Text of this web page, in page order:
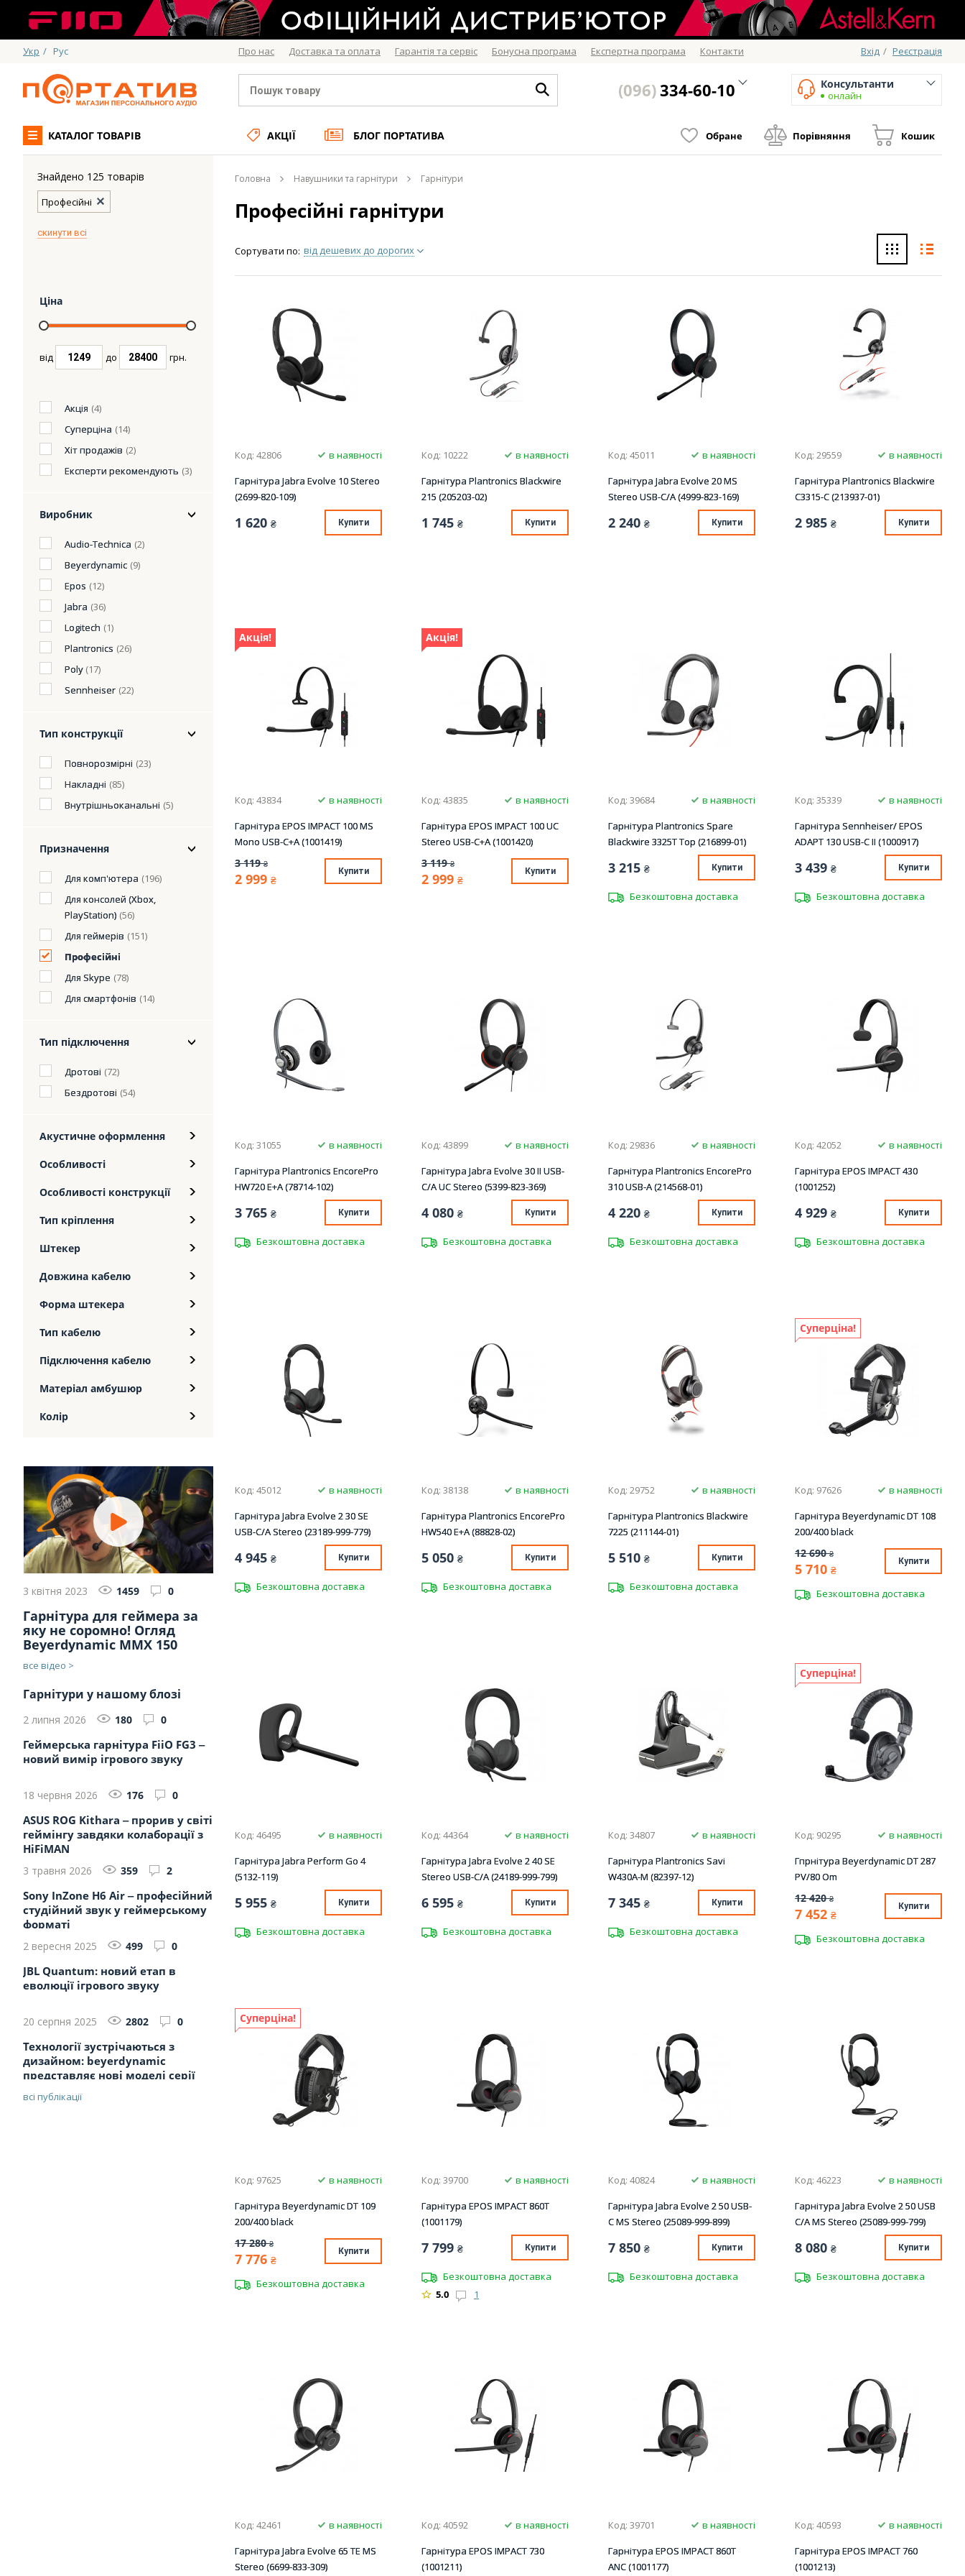
Укр / Рус Про нас Доставка та оплата Гарантія та сервіс Бонусна програма Експертна програма Контакти Вхід / Реєстрація
(096)334-60-10 Консультанти
онлайн
КАТАЛОГ ТОВАРІВ АКЦІЇ БЛОГ ПОРТАТИВА Обране Порівняння Кошик
Ціна
від до грн.
Акція (4)
Суперціна (14)
Хіт продажів (2)
Експерти рекомендують (3)
Виробник
Audio-Technica (2)
Beyerdynamic (9)
Epos (12)
Jabra (36)
Logitech (1)
Plantronics (26)
Poly (17)
Sennheiser (22)
Тип конструкції
Повнорозмірні (23)
Накладні (85)
Внутрішньоканальні (5)
Призначення
Для комп'ютера (196)
Для консолей (Xbox,
PlayStation) (56)
Для геймерів (151)
Професійні
Для Skype (78)
Для смартфонів (14)
Тип підключення
Дротові (72)
Бездротові (54)
Акустичне оформлення
Особливості
Особливості конструкції
Тип кріплення
Штекер
Довжина кабелю
Форма штекера
Тип кабелю
Підключення кабелю
Матеріал амбушюр
Колір
Знайдено 125 товарів
Професійні
скинути всі
3 квітня 2023 1459 0
Гарнітура для геймера за
яку не соромно! Огляд
Beyerdynamic MMX 150
все відео >
Гарнітури у нашому блозі
2 липня 2026 180 0
Геймерська гарнітура FiiO FG3 ‒
новий вимір ігрового звуку
18 червня 2026 176 0
ASUS ROG Kithara ‒ прорив у світі
геймінгу завдяки колаборації з
HiFiMAN
3 травня 2026 359 2
Sony InZone H6 Air ‒ професійний
студійний звук у геймерському
форматі
2 вересня 2025 499 0
JBL Quantum: новий етап в
еволюції ігрового звуку
20 серпня 2025 2802 0
Технології зустрічаються з
дизайном: beyerdynamic
представляє нові моделі серії
MMX ...
всі публікації
Головна Навушники та гарнітури Гарнітури
Професійні гарнітури
Сортувати по: від дешевих до дорогих
Код: 42806
в наявності
Гарнітура Jabra Evolve 10 Stereo
(2699-820-109)
1 620 ₴ Купити
Код: 10222
в наявності
Гарнітура Plantronics Blackwire
215 (205203-02)
1 745 ₴ Купити
Код: 45011
в наявності
Гарнітура Jabra Evolve 20 MS
Stereo USB-С/A (4999-823-169)
2 240 ₴ Купити
Код: 29559
в наявності
Гарнітура Plantronics Blackwire
C3315-C (213937-01)
2 985 ₴ Купити
Акція!
Код: 43834
в наявності
Гарнітура EPOS IMPACT 100 MS
Mono USB-C+A (1001419)
3 119 ₴
2 999 ₴
Купити
Акція!
Код: 43835
в наявності
Гарнітура EPOS IMPACT 100 UC
Stereo USB-C+A (1001420)
3 119 ₴
2 999 ₴
Купити
Код: 39684
в наявності
Гарнітура Plantronics Spare
Blackwire 3325T Top (216899-01)
3 215 ₴ Купити
Безкоштовна доставка
Код: 35339
в наявності
Гарнітура Sennheiser/ EPOS
ADAPT 130 USB-C II (1000917)
3 439 ₴ Купити
Безкоштовна доставка
Код: 31055
в наявності
Гарнітура Plantronics EncorePro
HW720 E+A (78714-102)
3 765 ₴ Купити
Безкоштовна доставка
Код: 43899
в наявності
Гарнітура Jabra Evolve 30 II USB-
C/A UC Stereo (5399-823-369)
4 080 ₴ Купити
Безкоштовна доставка
Код: 29836
в наявності
Гарнітура Plantronics EncorePro
310 USB-A (214568-01)
4 220 ₴ Купити
Безкоштовна доставка
Код: 42052
в наявності
Гарнітура EPOS IMPACT 430
(1001252)
4 929 ₴ Купити
Безкоштовна доставка
Код: 45012
в наявності
Гарнітура Jabra Evolve 2 30 SE
USB-C/A Stereo (23189-999-779)
4 945 ₴ Купити
Безкоштовна доставка
Код: 38138
в наявності
Гарнітура Plantronics EncorePro
HW540 E+A (88828-02)
5 050 ₴ Купити
Безкоштовна доставка
Код: 29752
в наявності
Гарнітура Plantronics Blackwire
7225 (211144-01)
5 510 ₴ Купити
Безкоштовна доставка
Суперціна!
Код: 97626
в наявності
Гарнітура Beyerdynamic DT 108
200/400 black
12 690 ₴
5 710 ₴
Купити
Безкоштовна доставка
Код: 46495
в наявності
Гарнітура Jabra Perform Go 4
(5132-119)
5 955 ₴ Купити
Безкоштовна доставка
Код: 44364
в наявності
Гарнітура Jabra Evolve 2 40 SE
Stereo USB-C/A (24189-999-799)
6 595 ₴ Купити
Безкоштовна доставка
Код: 34807
в наявності
Гарнітура Plantronics Savi
W430A-M (82397-12)
7 345 ₴ Купити
Безкоштовна доставка
Суперціна!
Код: 90295
в наявності
Гпрнітура Beyerdynamic DT 287
PV/80 Om
12 420 ₴
7 452 ₴
Купити
Безкоштовна доставка
Суперціна!
Код: 97625
в наявності
Гарнітура Beyerdynamic DT 109
200/400 black
17 280 ₴
7 776 ₴
Купити
Безкоштовна доставка
Код: 39700
в наявності
Гарнітура EPOS IMPACT 860T
(1001179)
7 799 ₴ Купити
Безкоштовна доставка
5.0
1
Код: 40824
в наявності
Гарнітура Jabra Evolve 2 50 USB-
C MS Stereo (25089-999-899)
7 850 ₴ Купити
Безкоштовна доставка
Код: 46223
в наявності
Гарнітура Jabra Evolve 2 50 USB
C/A MS Stereo (25089-999-799)
8 080 ₴ Купити
Безкоштовна доставка
Код: 42461
в наявності
Гарнітура Jabra Evolve 65 TE MS
Stereo (6699-833-309)
Код: 40592
в наявності
Гарнітура EPOS IMPACT 730
(1001211)
Код: 39701
в наявності
Гарнітура EPOS IMPACT 860T
ANC (1001177)
Код: 40593
в наявності
Гарнітура EPOS IMPACT 760
(1001213)